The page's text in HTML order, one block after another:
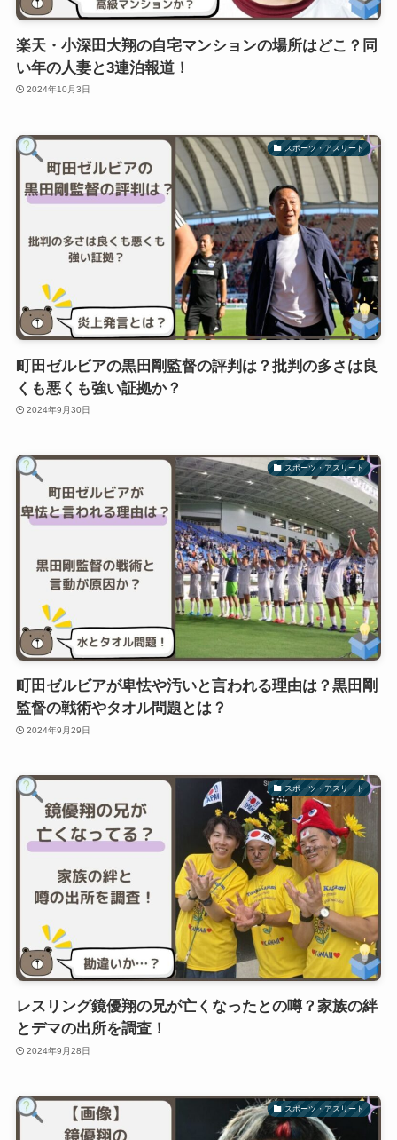
楽天・小深田大翔の自宅マンションの場所はどこ？同
い年の人妻と3連泊報道！
2024年10月3日
スポーツ・アスリート
町田ゼルビアの黒田剛監督の評判は？批判の多さは良
くも悪くも強い証拠か？
2024年9月30日
スポーツ・アスリート
町田ゼルビアが卑怯や汚いと言われる理由は？黒田剛
監督の戦術やタオル問題とは？
2024年9月29日
スポーツ・アスリート
レスリング鏡優翔の兄が亡くなったとの噂？家族の絆
とデマの出所を調査！
2024年9月28日
スポーツ・アスリート